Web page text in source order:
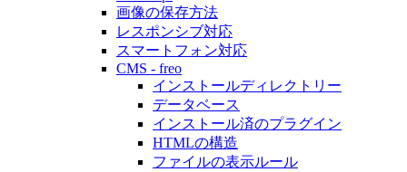
画像の保存方法
レスポンシブ対応
スマートフォン対応
CMS - freo
インストールディレクトリー
データベース
インストール済のプラグイン
HTMLの構造
ファイルの表示ルール